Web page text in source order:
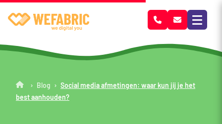
› Blog › Social media afmetingen: waar kun jij je het
best aanhouden?